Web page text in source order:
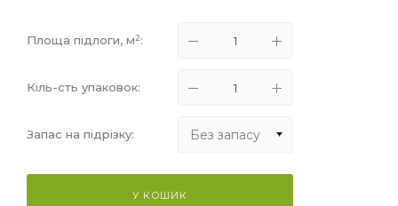
Площа підлоги, м2:
Кіль-сть упаковок:
Запас на підрізку: Без запасу
У КОШИК